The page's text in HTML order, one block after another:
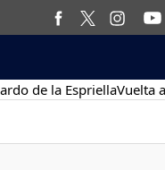
de la EspriellaVuelta